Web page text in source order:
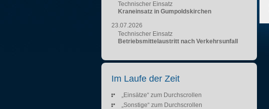
Technischer Einsatz
Kraneinsatz in Gumpoldskirchen
23.07.2026
Technischer Einsatz
Betriebsmittelaustritt nach Verkehrsunfall
Im Laufe der Zeit
„Einsätze“ zum Durchscrollen
„Sonstige“ zum Durchscrollen